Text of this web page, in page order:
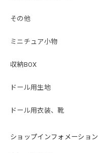
その他
ミニチュア小物
収納BOX
ドール用生地
ドール用衣装、靴
ショップインフォメーション